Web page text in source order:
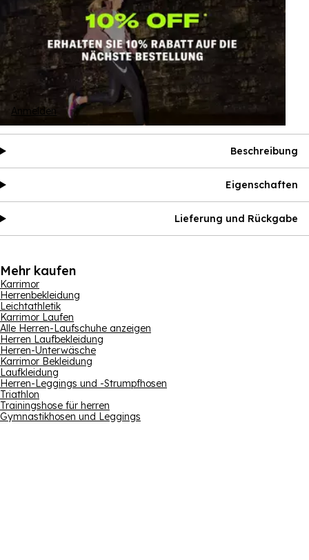
Anmelden
Beschreibung
Eigenschaften
Lieferung und Rückgabe
Mehr kaufen
Karrimor
Herrenbekleidung
Leichtathletik
Karrimor Laufen
Alle Herren-Laufschuhe anzeigen
Herren Laufbekleidung
Herren-Unterwäsche
Karrimor Bekleidung
Laufkleidung
Herren-Leggings und -Strumpfhosen
Triathlon
Trainingshose für herren
Gymnastikhosen und Leggings